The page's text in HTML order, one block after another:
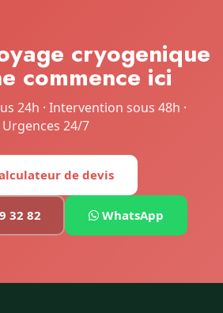
cryogenique
commence ici
24h · Intervention sous 48h ·
Urgences 24/7
de devis
32 82 WhatsApp